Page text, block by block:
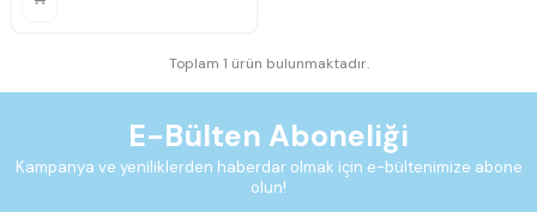
Toplam 1 ürün bulunmaktadır.
E-Bülten Aboneliği
Kampanya ve yeniliklerden haberdar olmak için e-bültenimize abone
olun!